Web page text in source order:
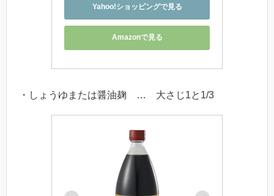
Yahoo!ショッピングで見る
Amazonで見る
・しょうゆまたは醤油麹 … 大さじ1と1/3